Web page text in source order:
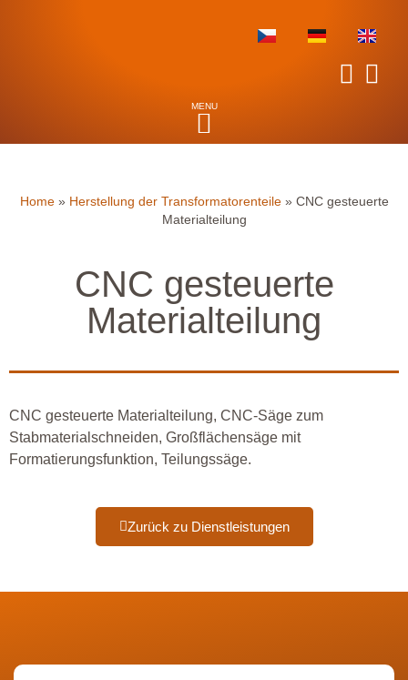
Home» Herstellung der Transformatorenteile» CNC gesteuerte
Materialteilung
CNC gesteuerte
Materialteilung
CNC gesteuerte Materialteilung, CNC-Säge zum
Stabmaterialschneiden, Großflächensäge mit
Formatierungsfunktion, Teilungssäge.
Zurück zu Dienstleistungen